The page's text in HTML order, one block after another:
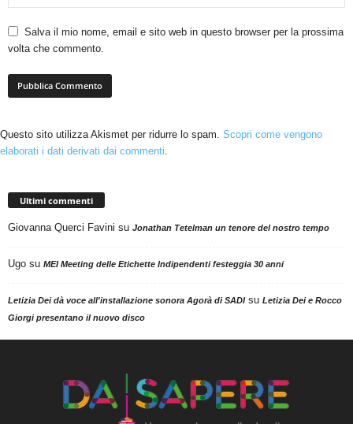
Salva il mio nome, email e sito web in questo browser per la prossima
volta che commento.
Questo sito utilizza Akismet per ridurre lo spam. Scopri come vengono
elaborati i dati derivati dai commenti.
Ultimi commenti
Giovanna Querci Favini su Jonathan Tetelman un tenore del nostro tempo
Ugo su MEI Meeting delle Etichette Indipendenti festeggia 30 anni
Letizia Dei dà voce all'installazione sonora Agorà di SADIsu Letizia Dei e Rocco
Giorgi presentano il nuovo disco